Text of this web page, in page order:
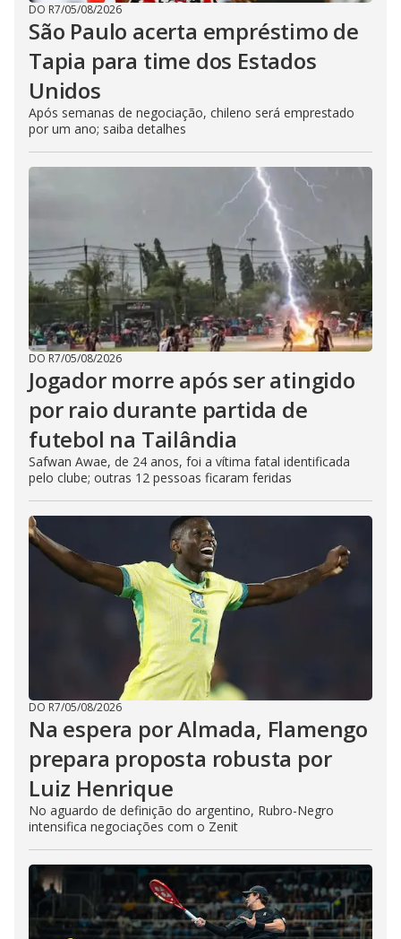
DO R7/05/08/2026
São Paulo acerta empréstimo de
Tapia para time dos Estados
Unidos
Após semanas de negociação, chileno será emprestado
por um ano; saiba detalhes
DO R7/05/08/2026
Jogador morre após ser atingido
por raio durante partida de
futebol na Tailândia
Safwan Awae, de 24 anos, foi a vítima fatal identificada
pelo clube; outras 12 pessoas ficaram feridas
DO R7/05/08/2026
Na espera por Almada, Flamengo
prepara proposta robusta por
Luiz Henrique
No aguardo de definição do argentino, Rubro-Negro
intensifica negociações com o Zenit